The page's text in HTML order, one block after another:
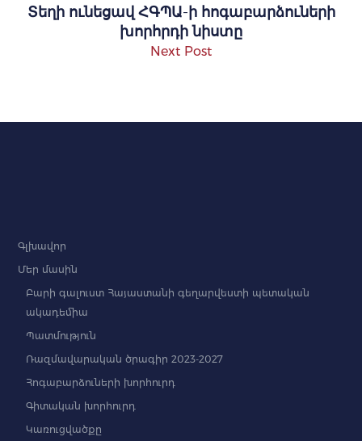
Տեղի ունեցավ ՀԳՊԱ-ի հոգաբարձուների
խորհրդի նիստը
Next Post
Գլխավոր
Մեր մասին
Բարի գալուստ Հայաստանի գեղարվեստի պետական
ակադեմիա
Պատմություն
Ռազմավարական ծրագիր 2023-2027
Հոգաբարձուների խորհուրդ
Գիտական խորհուրդ
Կառուցվածքը